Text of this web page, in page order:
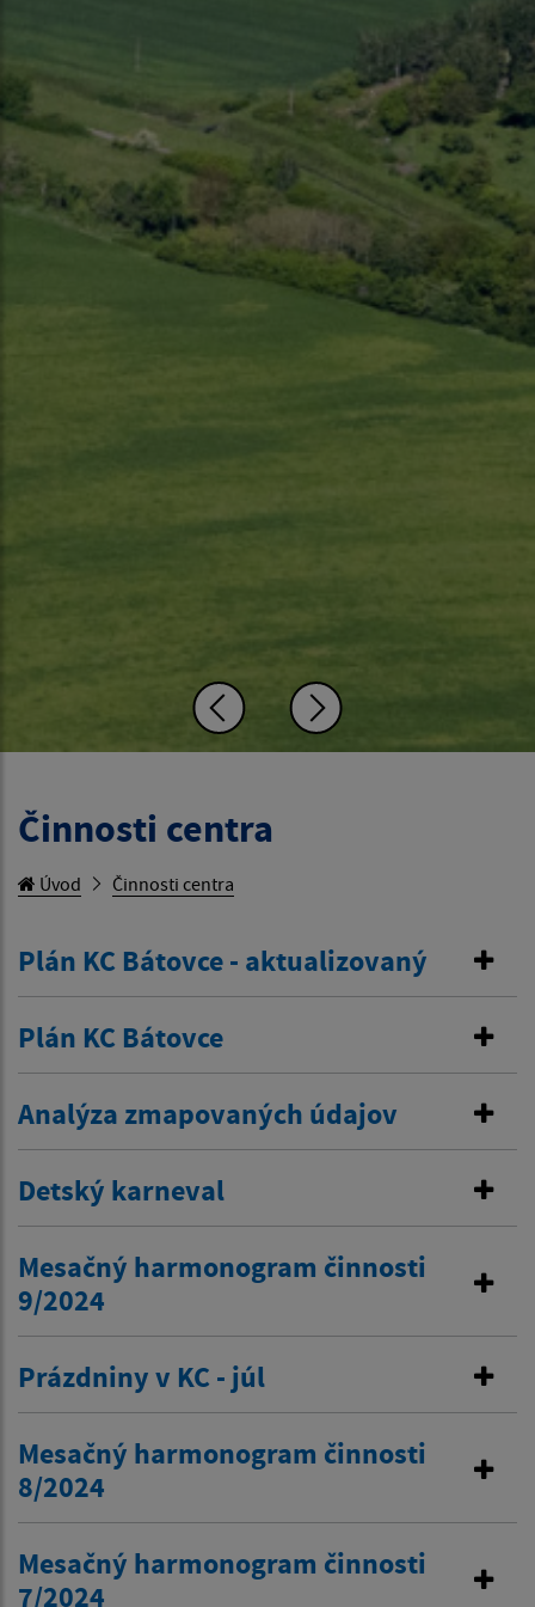
Činnosti centra
Úvod Činnosti centra
Plán KC Bátovce - aktualizovaný
Plán KC Bátovce
Analýza zmapovaných údajov
Detský karneval
Mesačný harmonogram činnosti
9/2024
Prázdniny v KC - júl
Mesačný harmonogram činnosti
8/2024
Mesačný harmonogram činnosti
7/2024